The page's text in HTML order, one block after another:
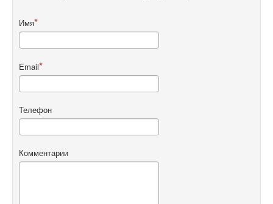
Имя
Email
Телефон
Комментарии